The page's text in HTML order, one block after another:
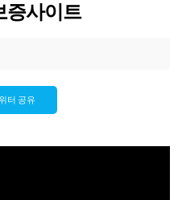
증사이트
터 공유